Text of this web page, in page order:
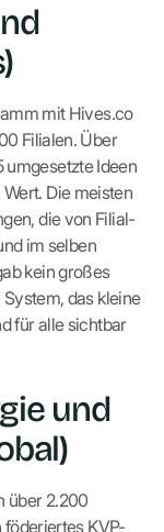
mit Hives.co
Filialen. Über
umgesetzte Ideen
Die meisten
die von Filial-
im selben
kein großes
das kleine
für alle sichtbar
und
über 2.200
KVP-